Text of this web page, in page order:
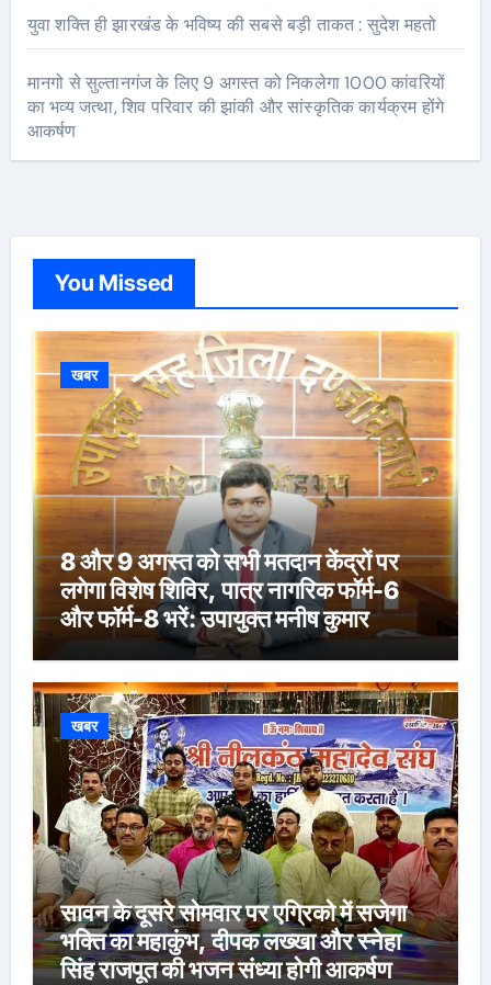
युवा शक्ति ही झारखंड के भविष्य की सबसे बड़ी ताकत : सुदेश महतो
मानगो से सुल्तानगंज के लिए 9 अगस्त को निकलेगा 1000 कांवरियों
का भव्य जत्था, शिव परिवार की झांकी और सांस्कृतिक कार्यक्रम होंगे
आकर्षण
You Missed
खबर
8 और 9 अगस्त को सभी मतदान केंद्रों पर
लगेगा विशेष शिविर, पात्र नागरिक फॉर्म-6
और फॉर्म-8 भरें: उपायुक्त मनीष कुमार
खबर
सावन के दूसरे सोमवार पर एग्रिको में सजेगा
भक्ति का महाकुंभ, दीपक लख्खा और स्नेहा
सिंह राजपूत की भजन संध्या होगी आकर्षण